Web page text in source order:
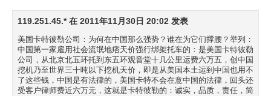
119.251.45.* 在 2011年11月30日 20:02 发表
美国卡特彼勒公司：为何在中国那么强势？谁在为它们撑腰？举列：
中国第一家雇用社会流氓地痞天价强行绑架托车的：是美国卡特彼勒
公司，从北京北五环托到东五环观音堂十几公里运费六万五，创中国
挖机乃至世界三十吨以下挖机天价，即是从美国本土运到中国也用不
了这些钱，中国是有法律的，美国卡特不会在意中国的法律，回头还
受客户律师费近六万元，这就是卡特彼勒的：诚实，品质，责任，简